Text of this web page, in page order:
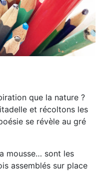
que la nature ?
et récoltons les
se révèle au gré
mousse… sont les
assemblés sur place